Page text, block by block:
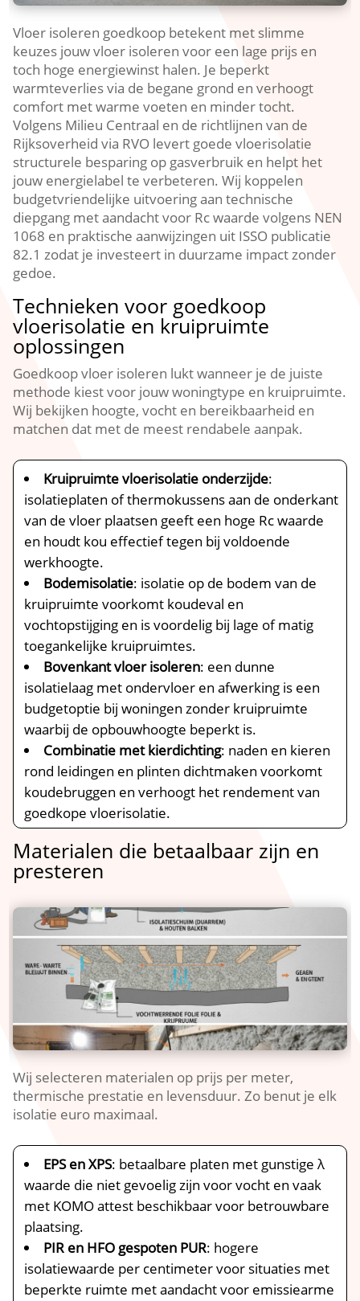
Vloer isoleren goedkoop betekent met slimme
keuzes jouw vloer isoleren voor een lage prijs en
toch hoge energiewinst halen.​ Je beperkt
warmteverlies via de begane grond en verhoogt
comfort met warme voeten en minder tocht.​
Volgens Milieu Centraal en de richtlijnen van de
Rijksoverheid via RVO levert goede vloerisolatie
structurele besparing op gasverbruik en helpt het
jouw energielabel te verbeteren.​ Wij koppelen
budgetvriendelijke uitvoering aan technische
diepgang met aandacht voor Rc waarde volgens NEN
1068 en praktische aanwijzingen uit ISSO publicatie
82.​1 zodat je investeert in duurzame impact zonder
gedoe.​
Technieken voor goedkoop
vloerisolatie en kruipruimte
oplossingen
Goedkoop vloer isoleren lukt wanneer je de juiste
methode kiest voor jouw woningtype en kruipruimte.​
Wij bekijken hoogte, vocht en bereikbaarheid en
matchen dat met de meest rendabele aanpak.​
Kruipruimte vloerisolatie onderzijde:
isolatieplaten of thermokussens aan de onderkant
van de vloer plaatsen geeft een hoge Rc waarde
en houdt kou effectief tegen bij voldoende
werkhoogte.​
Bodemisolatie: isolatie op de bodem van de
kruipruimte voorkomt koudeval en
vochtopstijging en is voordelig bij lage of matig
toegankelijke kruipruimtes.​
Bovenkant vloer isoleren: een dunne
isolatielaag met ondervloer en afwerking is een
budgetoptie bij woningen zonder kruipruimte
waarbij de opbouwhoogte beperkt is.​
Combinatie met kierdichting: naden en kieren
rond leidingen en plinten dichtmaken voorkomt
koudebruggen en verhoogt het rendement van
goedkope vloerisolatie.​
Materialen die betaalbaar zijn en
presteren
Wij selecteren materialen op prijs per meter,
thermische prestatie en levensduur.​ Zo benut je elk
isolatie euro maximaal.​
EPS en XPS: betaalbare platen met gunstige λ
waarde die niet gevoelig zijn voor vocht en vaak
met KOMO attest beschikbaar voor betrouwbare
plaatsing.​
PIR en HFO gespoten PUR: hogere
isolatiewaarde per centimeter voor situaties met
beperkte ruimte met aandacht voor emissiearme